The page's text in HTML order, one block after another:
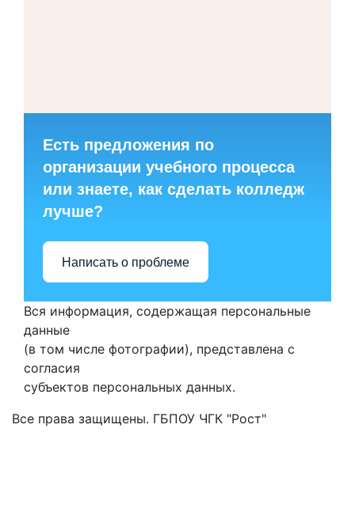
Есть предложения по
организации учебного процесса
или знаете, как сделать колледж
лучше?
Написать о проблеме
Вся информация, содержащая персональные
данные
(в том числе фотографии), представлена с
согласия
субъектов персональных данных.
Все права защищены. ГБПОУ ЧГК "Рост"